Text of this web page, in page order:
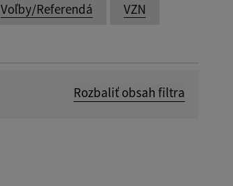
Voľby/Referendá VZN
Rozbaliť obsah filtra